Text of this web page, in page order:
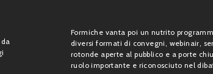
Formiche vanta poi un nutrito
diversi formati di convegni, webinair,
rotonde aperte al pubblico e a porte
ruolo importante e riconosciuto nel